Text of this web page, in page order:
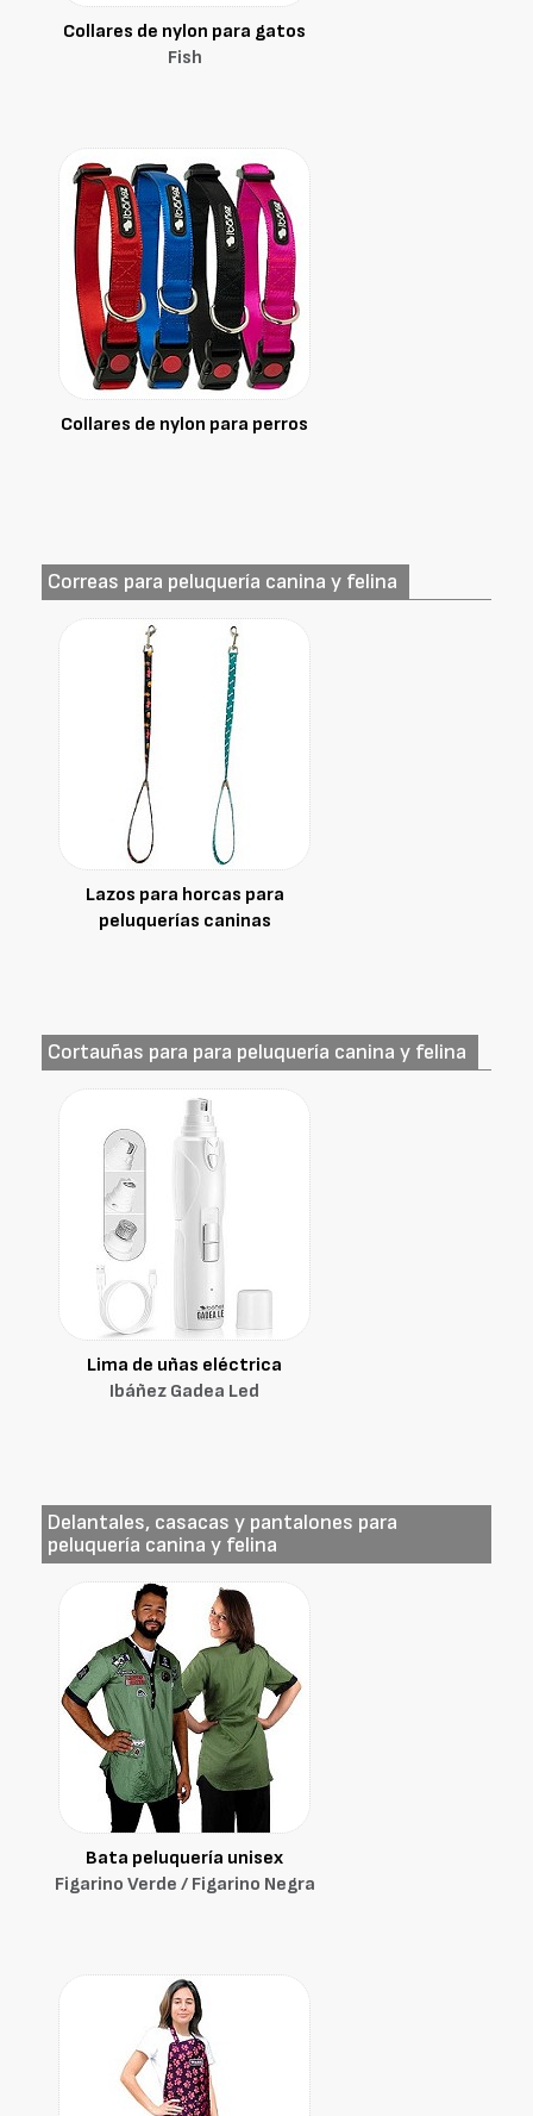
Collares de nylon para gatos
Fish
Collares de nylon para perros
Correas para peluquería canina y felina
Lazos para horcas para
peluquerías caninas
Cortauñas para para peluquería canina y felina
Lima de uñas eléctrica
Ibáñez Gadea Led
Delantales, casacas y pantalones para
peluquería canina y felina
Bata peluquería unisex
Figarino Verde / Figarino Negra